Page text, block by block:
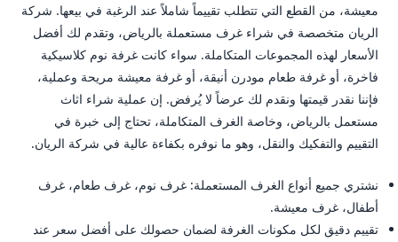
معيشة، من القطع التي تتطلب تقييماً شاملاً عند الرغبة في بيعها. شركة
الريان متخصصة في شراء غرف مستعملة بالرياض، وتقدم لك أفضل
الأسعار لهذه المجموعات المتكاملة. سواء كانت غرفة نوم كلاسيكية
فاخرة، أو غرفة طعام مودرن أنيقة، أو غرفة معيشة مريحة وعملية،
فإننا نقدر قيمتها ونقدم لك عرضاً لا يُرفض. إن عملية شراء اثاث
مستعمل بالرياض، وخاصة الغرف المتكاملة، تحتاج إلى خبرة في
التقييم والتفكيك والنقل، وهو ما نوفره بكفاءة عالية في شركة الريان.
نشتري جميع أنواع الغرف المستعملة: غرف نوم، غرف طعام، غرف
أطفال، غرف معيشة.
تقييم دقيق لكل مكونات الغرفة لضمان حصولك على أفضل سعر عند